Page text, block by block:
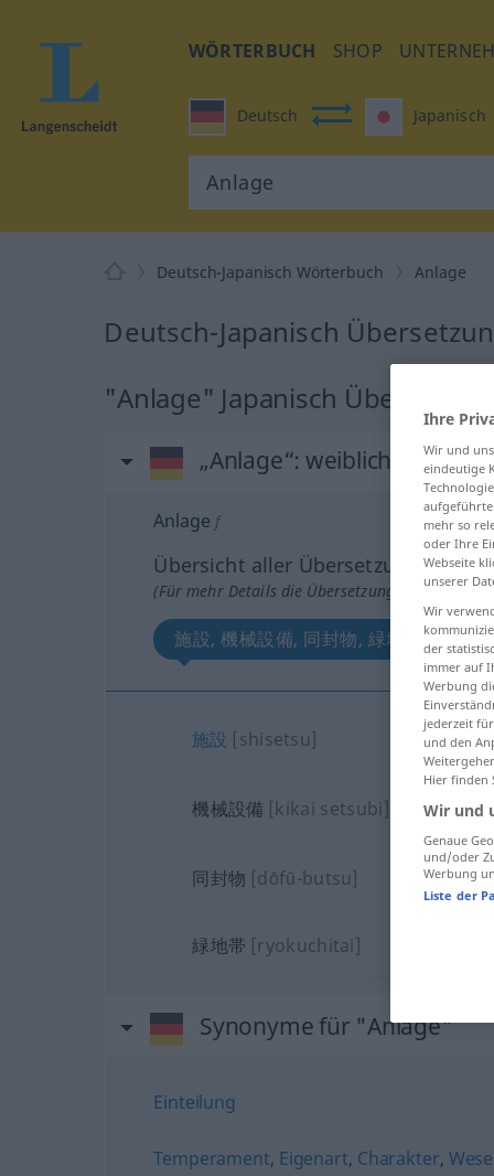
WÖRTERBUCH SHOP
Deutsch Japanisch
Deutsch-Japanisch Wörterbuch Anlage
Deutsch-Japanisch
"Anlage" Japanisch
„Anlage“: weiblich
Anlage f
Übersicht aller Übersetzungen
(Für mehr Details die Übersetzung anklicken/
施設, 機械設備, 同封物, 緑地帯
施設 [shisetsu]
機械設備 [kikai setsubi]
同封物 [dōfū-butsu]
緑地帯 [ryokuchitai]
Synonyme für "Anlage"
Einteilung
Temperament, Eigenart, Charakter,
Ihre
Wir und
eindeutige
mehr so
oder Ihre
Webseite
unserer
Wir
der
immer auf
Werbung
jederzeit
und den
Hier finden
Wir und
Genaue
und/oder
Werbung
Liste der